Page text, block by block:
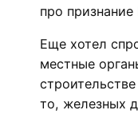
про
Еще хотел
местные
то, железных